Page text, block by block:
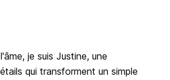
je suis Justine, une
qui transforment un simple